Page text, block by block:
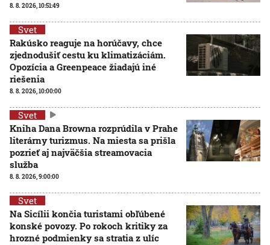
8. 8. 2026, 10:51:49
Svet
Rakúsko reaguje na horúčavy, chce
zjednodušiť cestu ku klimatizáciám.
Opozícia a Greenpeace žiadajú iné
riešenia
8. 8. 2026, 10:00:00
Svet
Kniha Dana Browna rozprúdila v Prahe
literárny turizmus. Na miesta sa prišla
pozrieť aj najväčšia streamovacia
služba
8. 8. 2026, 9:00:00
Svet
Na Sicílii končia turistami obľúbené
konské povozy. Po rokoch kritiky za
hrozné podmienky sa stratia z ulíc